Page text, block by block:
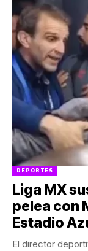
DEPORTES
Liga MX
pelea con
Estadio
El director